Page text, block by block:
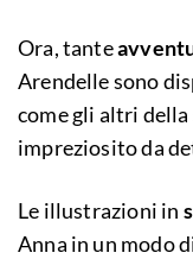
Ora, tante
Arendelle sono
come gli altri della
impreziosito da
Le illustrazioni in
Anna in un modo